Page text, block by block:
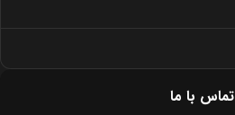
تماس با ما